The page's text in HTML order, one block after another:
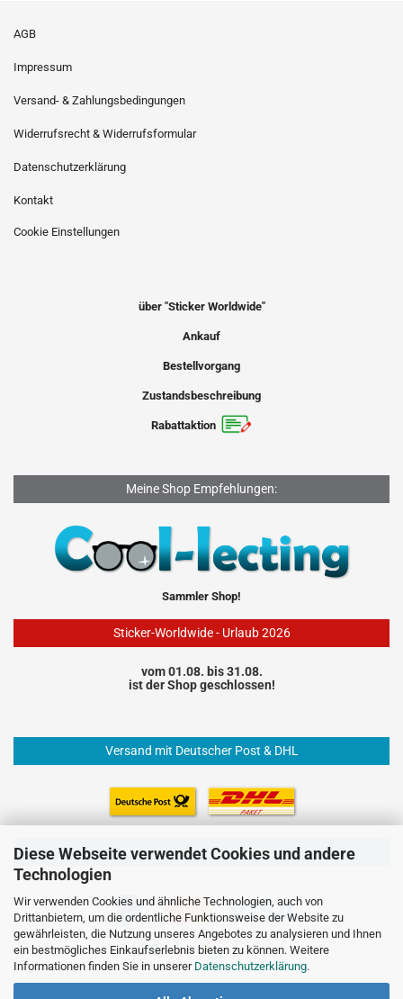
Diese Webseite verwendet Cookies und andere
Technologien
Wir verwenden Cookies und ähnliche Technologien, auch von
Drittanbietern, um die ordentliche Funktionsweise der Website zu
gewährleisten, die Nutzung unseres Angebotes zu analysieren und Ihnen
ein bestmögliches Einkaufserlebnis bieten zu können. Weitere
Informationen finden Sie in unserer Datenschutzerklärung.
AGB
Impressum
Versand- & Zahlungsbedingungen
Widerrufsrecht & Widerrufsformular
Datenschutzerklärung
Kontakt
Cookie Einstellungen
über "Sticker Worldwide"
Ankauf
Bestellvorgang
Zustandsbeschreibung
Rabattaktion
Meine Shop Empfehlungen:
Sammler Shop!
Sticker-Worldwide - Urlaub 2026
vom 01.08. bis 31.08.
ist der Shop geschlossen!
Versand mit Deutscher Post & DHL
Einfach und sicher Bezahlen